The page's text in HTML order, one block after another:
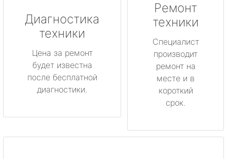
Диагностика
техники
Цена за ремонт
будет известна
после бесплатной
диагностики.
Ремонт
техники
Специалист
производит
ремонт на
месте и в
короткий
срок.